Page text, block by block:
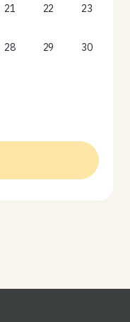
21 22 23
28 29 30